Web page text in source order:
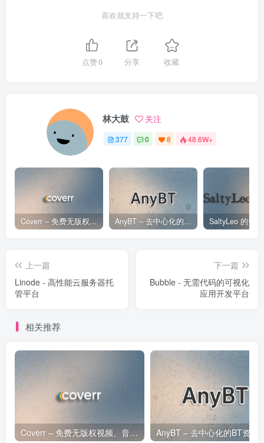
喜欢就支持一下吧
点赞0 分享 收藏
林大鼓 关注
377 0 8 48.6W+
Coverr – 免费无版权视频、音乐、图片下载网站 AnyBT – 去中心化的BT资源下载网站
上一篇
Linode - 高性能云服务器托
管平台
下一篇
Bubble - 无需代码的可视化
应用开发平台
相关推荐
Coverr – 免费无版权视频、音乐、图片下载网站